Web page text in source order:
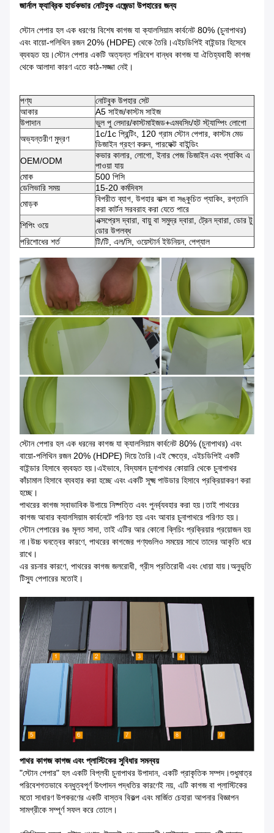
জার্নাল ফ্যাব্রিক হার্ডকভার নোটবুক এজেন্ডা উপহারের জন্য
স্টোন পেপার হল এক ধরণের বিশেষ কাগজ যা ক্যালসিয়াম কার্বনেট 80% (চুনাপাথর)
এবং বায়ো-পলিথিন রজন 20% (HDPE) থেকে তৈরি।এইচডিপিই বাইন্ডার হিসেবে
ব্যবহৃত হয়।স্টোন পেপার একটি অত্যন্ত পরিবেশ বান্ধব কাগজ যা ঐতিহ্যবাহী কাগজ
থেকে আলাদা কারণ এতে কাঠ-সজ্জা নেই।
পণ্য
নোটবুক উপহার সেট
আকার
A5 সাইজ/কাস্টম সাইজ
উপাদান
ভুল পু লেদার/কাস্টমাইজড+এমবসিং/হট স্ট্যাম্পিং লোগো
অভ্যন্তরীণ মুদ্রণ
1c/1c প্রিন্টিং, 120 গ্রাম স্টোন পেপার, কাস্টম মেড
ডিজাইন গ্রহণ করুন, পারফেক্ট বাইন্ডিং
OEM/ODM
কভার কালার, লোগো, ইনার পেজ ডিজাইন এবং প্যাকিং এ
পাওয়া যায়
মোক
500 পিসি
ডেলিভারি সময়
15-20 কর্মদিবস
মোড়ক
বিপরীত ব্যাগ, উপহার বাক্স বা সঙ্কুচিত প্যাকিং, রপ্তানি
করা কার্টন সরবরাহ করা যেতে পারে
শিপিং ওয়ে
এক্সপ্রেস দ্বারা, বায়ু বা সমুদ্র দ্বারা, ট্রেন দ্বারা, ডোর টু
ডোর উপলব্ধ
পরিশোধের শর্ত
টি/টি, এল/সি, ওয়েস্টার্ন ইউনিয়ন, পেপ্যাল
স্টোন পেপার হল এক ধরনের কাগজ যা ক্যালসিয়াম কার্বনেট 80% (চুনাপাথর) এবং
বায়ো-পলিথিন রজন 20% (HDPE) দিয়ে তৈরি।এই ক্ষেত্রে, এইচডিপিই একটি
বাইন্ডার হিসাবে ব্যবহৃত হয়।এইভাবে, বিদ্যমান চুনাপাথর কোয়ারি থেকে চুনাপাথর
কাঁচামাল হিসাবে ব্যবহার করা হচ্ছে এবং একটি সূক্ষ্ম পাউডার হিসাবে প্রক্রিয়াকরণ করা
হচ্ছে।
পাথরের কাগজ স্বাভাবিক উপায়ে নিষ্পত্তি এবং পুনর্ব্যবহার করা হয়।তাই পাথরের
কাগজ আবার ক্যালসিয়াম কার্বনেটে পরিণত হয় এবং আবার চুনাপাথরে পরিণত হয়।
স্টোন পেপারের রঙ মূলত সাদা, তাই এটির আর কোনো ব্লিচিং প্রক্রিয়ার প্রয়োজন হয়
না।উচ্চ ঘনত্বের কারণে, পাথরের কাগজের পণ্যগুলিও সময়ের সাথে তাদের আকৃতি ধরে
রাখে।
এর রচনার কারণে, পাথরের কাগজ জলরোধী, গ্রীস প্রতিরোধী এবং ধোয়া যায়।অনুভূতি
টিস্যু পেপারের মতোই।
পাথর কাগজ কাগজ এবং প্লাস্টিকের সুবিধার সমন্বয়
"স্টোন পেপার" হল একটি বিপ্লবী চুনাপাথর উপাদান, একটি প্রাকৃতিক সম্পদ।শুধুমাত্র
পরিবেশগতভাবে বন্ধুত্বপূর্ণ উৎপাদন পদ্ধতির কারণেই নয়, এটি কাগজ বা প্লাস্টিকের
মতো সাধারণ উপকরণের একটি বাস্তব বিকল্প এবং মার্জিত চেহারা আপনার বিজ্ঞাপন
সামগ্রীকে সম্পূর্ণ সফল করে তোলে।